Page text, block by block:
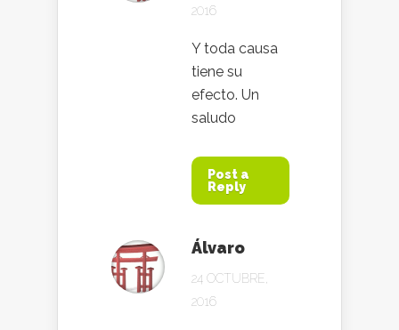
2016
Y toda causa
tiene su
efecto. Un
saludo
Post a
Reply
Álvaro
24 OCTUBRE,
2016